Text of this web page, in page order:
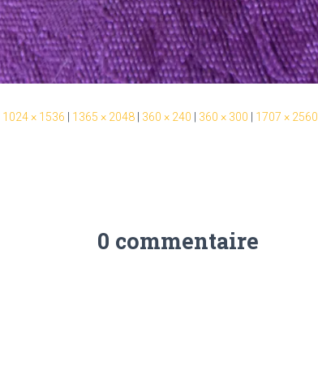
1024 × 1536 1365 × 2048 360 × 240 360 × 300 1707 × 2560
0 commentaire